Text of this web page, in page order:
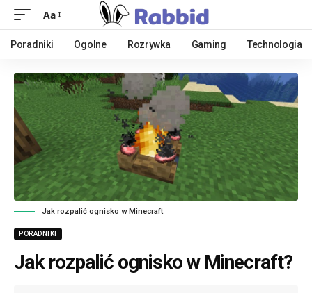
Aa
Poradniki Ogolne Rozrywka Gaming Technologia
Jak rozpalić ognisko w Minecraft
PORADNIKI
Jak rozpalić ognisko w Minecraft?